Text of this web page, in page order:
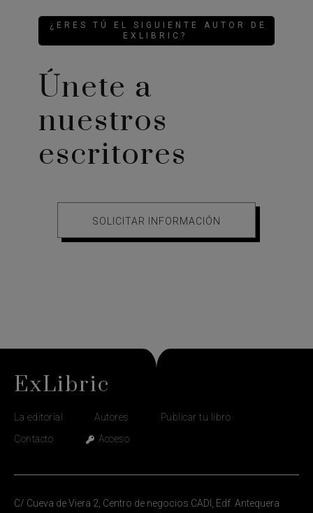
¿ERES TÚ EL SIGUIENTE AUTOR DE
EXLIBRIC?
Únete a
nuestros
escritores
SOLICITAR INFORMACIÓN
ExLibric
La editorial Autores
Publicar tu libro
Contacto
Acceso
C/ Cueva de Viera 2, Centro de negocios CADI, Edf. Antequera